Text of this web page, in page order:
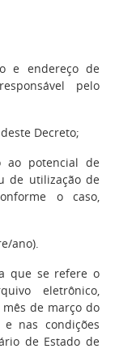
endereço de
pelo
Decreto;
potencial de
de utilização de
o caso,
ano).
que se refere o
eletrônico,
de março do
nas condições
de Estado de